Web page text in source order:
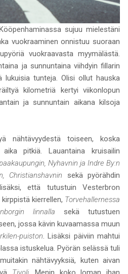
sujuu mielestäni
vuokraaminen onnistuu suoraan
vuokraavasta myymälästä.
ja sunnuntaina viihdyin fillarin
lukuisia tunteja. Olisi ollut hauska
kilometriä kertyi viikonlopun
ja sunnuntain aikana kilsoja
nähtävyydestä toiseen, koska
pitkiä. Lauantaina kruisailin
Nyhavnin ja Indre By:n
Christianshavnin sekä pyörähdin
että tutustuin Vesterbron
kierrellen, Torvehallernessa
linnalla sekä tutustuen
jossa kävin kuvaamassa muun
puiston. Lisäksi päiviin mahtui
istuskelua. Pyörän selässä tuli
nähtävyyksiä, kuten aivan